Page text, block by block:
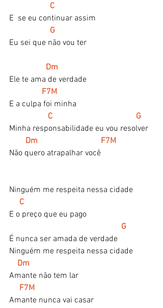
       C
E  se eu continuar assim
    G
Eu sei que não vou ter
  Dm
Ele te ama de verdade
F7M
E a culpa foi minha
  C                                         G
Minha responsabilidade eu vou resolver
Dm                               F7M
Não quero atrapalhar você
Ninguém me respeita nessa cidade
  C
E o preço que eu pago
G
É nunca ser amada de verdade
Ninguém me respeita nessa cidade
Dm
Amante não tem lar
F7M
Amante nunca vai casar